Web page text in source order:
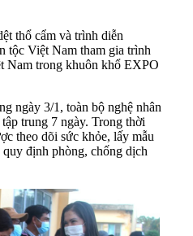
thổ cẩm và trình diễn
tộc Việt Nam tham gia trình
Nam trong khuôn khổ EXPO
ngày 3/1, toàn bộ nghệ nhân
trung 7 ngày. Trong thời
theo dõi sức khỏe, lấy mẫu
quy định phòng, chống dịch